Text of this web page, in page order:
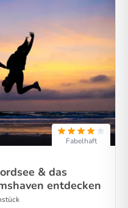
Fabelhaft
& das
entdecken